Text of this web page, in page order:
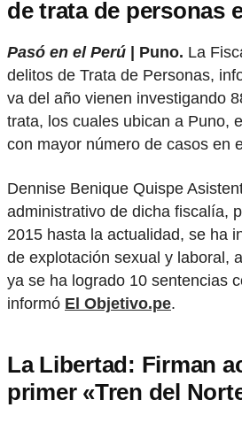
de trata de personas
Pasó en el Perú | Puno. La
delitos de Trata de Personas,
va del año vienen investigando
trata, los cuales ubican a Puno,
con mayor número de casos en
Dennise Benique Quispe
administrativo de dicha fiscalía,
2015 hasta la actualidad, se ha
de explotación sexual y laboral,
ya se ha logrado 10 sentencias
informó El Objetivo.pe.
La Libertad: Firman
primer «Tren del